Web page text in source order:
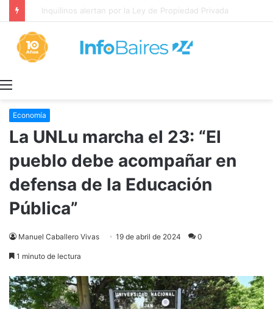
Inquilinos alertan por la Ley de Propiedad Privada
Economía
La UNLu marcha el 23: “El
pueblo debe acompañar en
defensa de la Educación
Pública”
Manuel Caballero Vivas 19 de abril de 2024 0
1 minuto de lectura